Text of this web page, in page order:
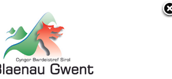
Cymraeg English